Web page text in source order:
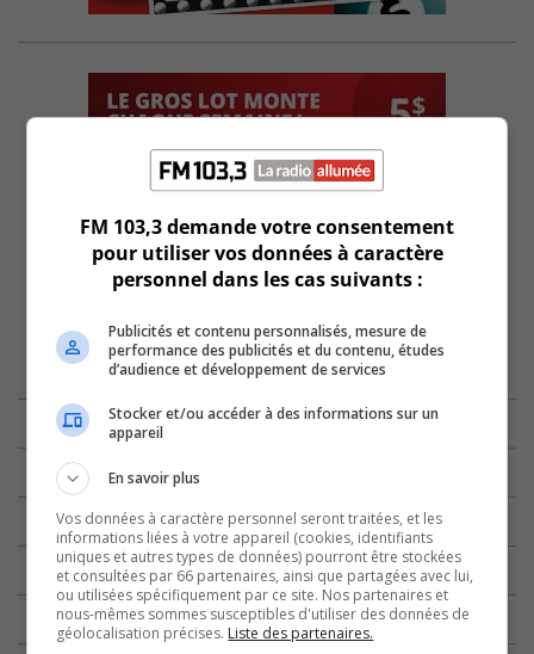
FM 103,3 demande votre consentement
pour utiliser vos données à caractère
personnel dans les cas suivants :
Publicités et contenu personnalisés, mesure de
performance des publicités et du contenu, études
d’audience et développement de services
Stocker et/ou accéder à des informations sur un
appareil
En savoir plus
Vos données à caractère personnel seront traitées, et les
informations liées à votre appareil (cookies, identifiants
uniques et autres types de données) pourront être stockées
et consultées par 66 partenaires, ainsi que partagées avec lui,
ou utilisées spécifiquement par ce site. Nos partenaires et
nous-mêmes sommes susceptibles d'utiliser des données de
géolocalisation précises. Liste des partenaires.